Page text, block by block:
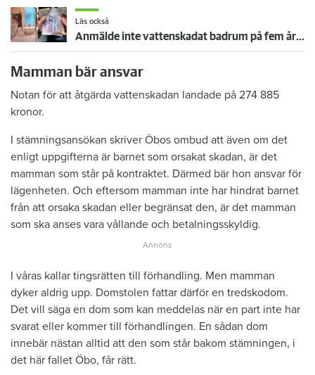
Läs också
Anmälde inte vattenskadat badrum på fem år – krävs på 125 000 kronor
Mamman bär ansvar
Notan för att åtgärda vattenskadan landade på 274 885
kronor.
I stämningsansökan skriver Öbos ombud att även om det
enligt uppgifterna är barnet som orsakat skadan, är det
mamman som står på kontraktet. Därmed bär hon ansvar för
lägenheten. Och eftersom mamman inte har hindrat barnet
från att orsaka skadan eller begränsat den, är det mamman
som ska anses vara vållande och betalningsskyldig.
I våras kallar tingsrätten till förhandling. Men mamman
dyker aldrig upp. Domstolen fattar därför en tredskodom.
Det vill säga en dom som kan meddelas när en part inte har
svarat eller kommer till förhandlingen. En sådan dom
innebär nästan alltid att den som står bakom stämningen, i
det här fallet Öbo, får rätt.